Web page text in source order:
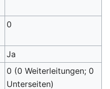
0
Ja
0 (0 Weiterleitungen; 0
Unterseiten)